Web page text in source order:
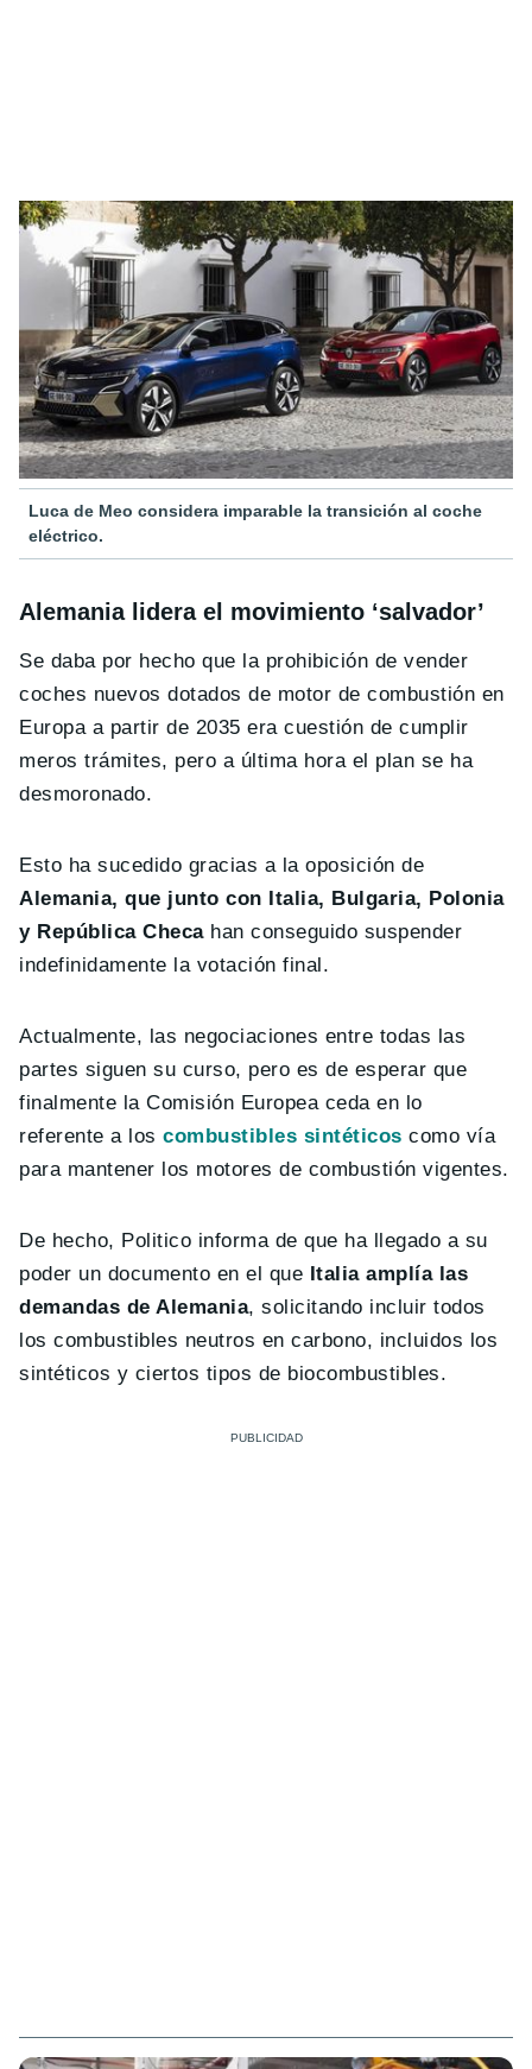
Luca de Meo considera imparable la transición al coche
eléctrico.
Alemania lidera el movimiento ‘salvador’
Se daba por hecho que la prohibición de vender
coches nuevos dotados de motor de combustión en
Europa a partir de 2035 era cuestión de cumplir
meros trámites, pero a última hora el plan se ha
desmoronado.
Esto ha sucedido gracias a la oposición de
Alemania, que junto con Italia, Bulgaria, Polonia
y República Checahan conseguido suspender
indefinidamente la votación final.
Actualmente, las negociaciones entre todas las
partes siguen su curso, pero es de esperar que
finalmente la Comisión Europea ceda en lo
referente a loscombustibles sintéticos como vía
para mantener los motores de combustión vigentes.
De hecho, Politico informa de que ha llegado a su
poder un documento en el que Italia amplía las
demandas de Alemania, solicitando incluir todos
los combustibles neutros en carbono, incluidos los
sintéticos y ciertos tipos de biocombustibles.